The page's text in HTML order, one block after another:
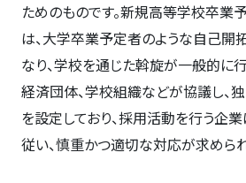
ためのものです。新規高等学校卒業
は、大学卒業予定者のような自己開
なり、学校を通じた斡旋が一般的に
経済団体、学校組織などが協議し、
を設定しており、採用活動を行う企
従い、慎重かつ適切な対応が求められ